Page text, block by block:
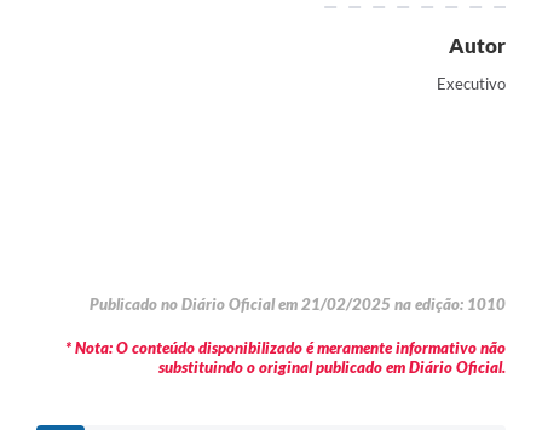
Autor
Executivo
Publicado no Diário Oficial em 21/02/2025 na edição: 1010
* Nota: O conteúdo disponibilizado é meramente informativo não
substituindo o original publicado em Diário Oficial.